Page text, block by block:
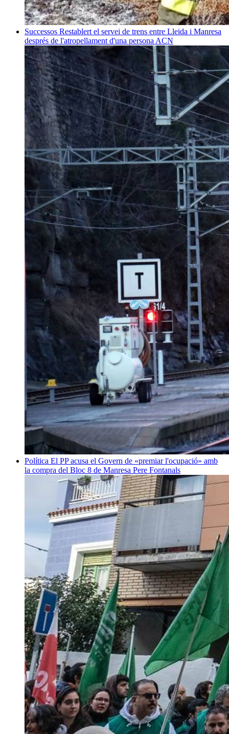
Successos Restablert el servei de trens entre Lleida i Manresa
després de l'atropellament d'una persona ACN
Política El PP acusa el Govern de «premiar l'ocupació» amb
la compra del Bloc 8 de Manresa Pere Fontanals